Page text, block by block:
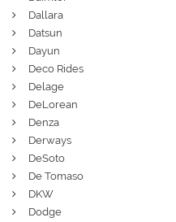
Dallara
Datsun
Dayun
Deco Rides
Delage
DeLorean
Denza
Derways
DeSoto
De Tomaso
DKW
Dodge